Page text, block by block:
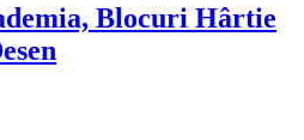
Blocuri Hârtie